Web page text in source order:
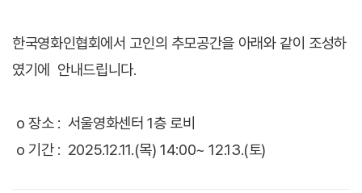
한국영화인협회에서 고인의 추모공간을 아래와 같이 조성하
였기에 안내드립니다.
o 장소 : 서울영화센터 1층 로비
o 기간 : 2025.12.11.(목) 14:00~ 12.13.(토)